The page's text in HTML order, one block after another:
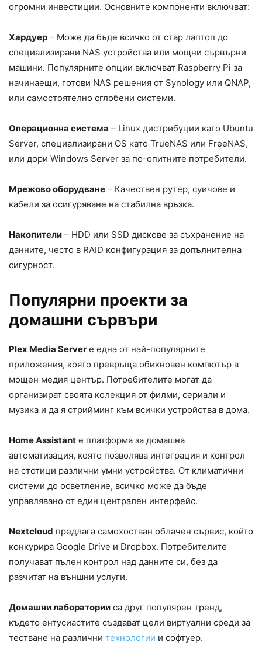
огромни инвестиции. Основните компоненти включват:
Хардуер – Може да бъде всичко от стар лаптоп до
специализирани NAS устройства или мощни сървърни
машини. Популярните опции включват Raspberry Pi за
начинаещи, готови NAS решения от Synology или QNAP,
или самостоятелно сглобени системи.
Операционна система – Linux дистрибуции като Ubuntu
Server, специализирани OS като TrueNAS или FreeNAS,
или дори Windows Server за по-опитните потребители.
Мрежово оборудване – Качествен рутер, суичове и
кабели за осигуряване на стабилна връзка.
Накопители – HDD или SSD дискове за съхранение на
данните, често в RAID конфигурация за допълнителна
сигурност.
Популярни проекти за
домашни сървъри
Plex Media Server е една от най-популярните
приложения, която превръща обикновен компютър в
мощен медия център. Потребителите могат да
организират своята колекция от филми, сериали и
музика и да я стрийминг към всички устройства в дома.
Home Assistant е платформа за домашна
автоматизация, която позволява интеграция и контрол
на стотици различни умни устройства. От климатични
системи до осветление, всичко може да бъде
управлявано от един централен интерфейс.
Nextcloud предлага самохостван облачен сървис, който
конкурира Google Drive и Dropbox. Потребителите
получават пълен контрол над данните си, без да
разчитат на външни услуги.
Домашни лаборатории са друг популярен тренд,
където ентусиастите създават цели виртуални среди за
тестване на различни технологии и софтуер.